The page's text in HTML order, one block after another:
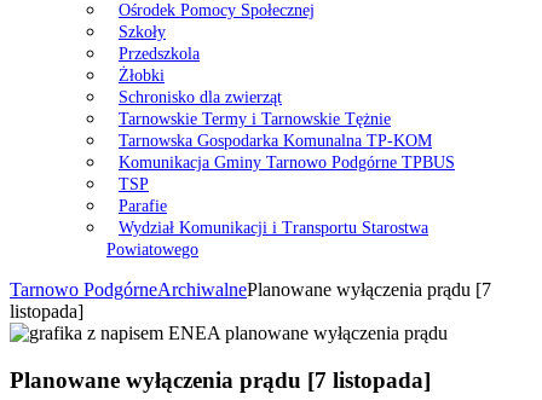
Ośrodek Pomocy Społecznej
Szkoły
Przedszkola
Żłobki
Schronisko dla zwierząt
Tarnowskie Termy i Tarnowskie Tężnie
Tarnowska Gospodarka Komunalna TP-KOM
Komunikacja Gminy Tarnowo Podgórne TPBUS
TSP
Parafie
Wydział Komunikacji i Transportu Starostwa
Powiatowego
Tarnowo PodgórneArchiwalnePlanowane wyłączenia prądu [7
listopada]
Planowane wyłączenia prądu [7 listopada]